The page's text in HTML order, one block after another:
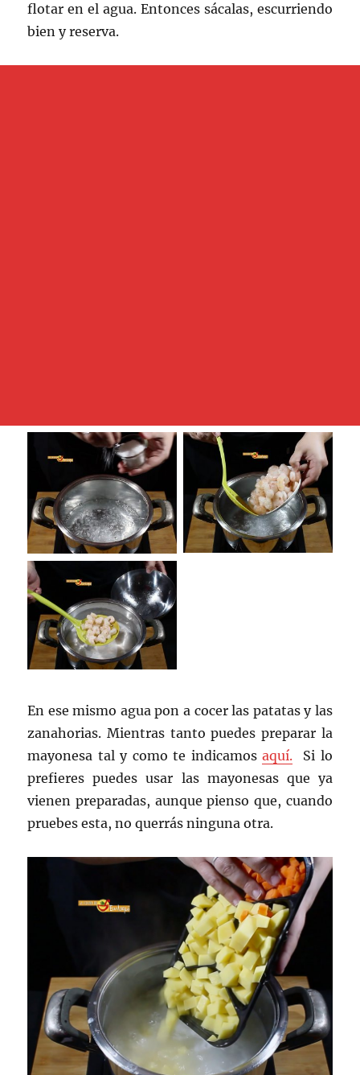
flotar en el agua. Entonces sácalas, escurriendo
bien y reserva.
En ese mismo agua pon a cocer las patatas y las
zanahorias. Mientras tanto puedes preparar la
mayonesa tal y como te indicamosaquí. Si lo
prefieres puedes usar las mayonesas que ya
vienen preparadas, aunque pienso que, cuando
pruebes esta, no querrás ninguna otra.